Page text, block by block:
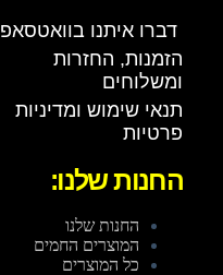
דברו איתנו בוואטסאפ
הזמנות, החזרות
ומשלוחים
תנאי שימוש ומדיניות
פרטיות
החנות שלנו:
החנות שלנו
המוצרים החמים
כל המוצרים